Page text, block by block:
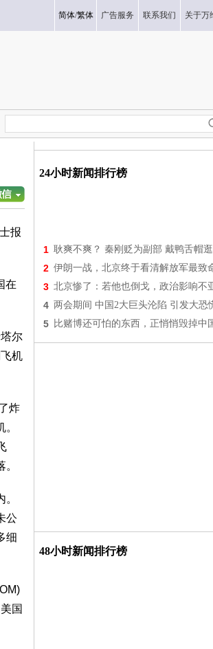
简体/繁体 广告服务 联系我们 关于万
报
在
尔
机
炸
公
细
国
24小时新闻排行榜
1 耿爽不爽？ 秦刚贬为副部 戴鸭舌帽
2 伊朗一战，北京终于看清解放军最致
3 北京惨了：若他也倒戈，政治影响不
4 两会期间 中国2大巨头沦陷 引发大恐
5 比赌博还可怕的东西，正悄悄毁掉中
48小时新闻排行榜